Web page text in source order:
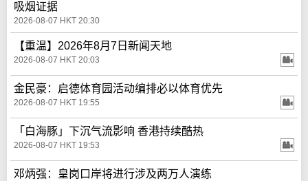
吸烟证据
2026-08-07 HKT 20:30
【重温】2026年8月7日新闻天地
2026-08-07 HKT 20:03
金民豪：启德体育园活动编排必以体育优先
2026-08-07 HKT 19:55
「白海豚」下沉气流影响 香港持续酷热
2026-08-07 HKT 19:53
邓炳强：皇岗口岸将进行涉及两万人演练